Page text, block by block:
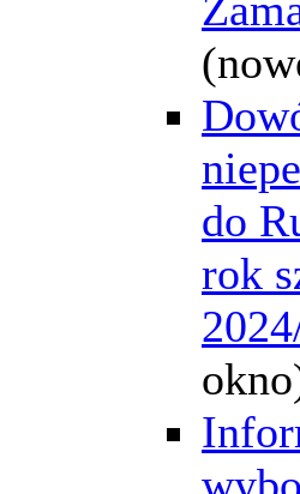
do
rok